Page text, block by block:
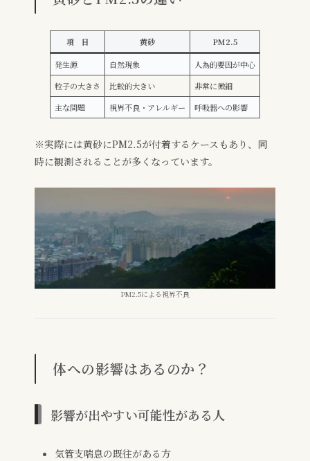
項 目 黄砂 PM2.5
発生源 自然現象
人為的要因が中心
粒子の大きさ
比較的大きい
非常に微細
主な問題
視界不良・アレルギー 呼吸器への影響
※実際には黄砂にPM2.5が付着するケースもあり、同
時に観測されることが多くなっています。
PM2.5による視界不良
体への影響はあるのか？
影響が出やすい可能性がある人
気管支喘息の既往がある方